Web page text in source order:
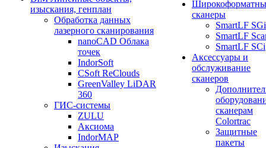
изыскания, генплан
Обработка данных
лазерного сканирования
nanoCAD Облака
точек
IndorSoft
CSoft ReClouds
GreenValley LiDAR
360
ГИС-системы
ZULU
Аксиома
IndorMAP
сканеры
SmartLF SGi
SmartLF
SmartLF SCi
Аксессуары и
обслуживание
сканеров
сканерам
Colortrac
Защитные
пакеты